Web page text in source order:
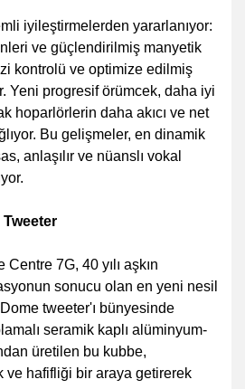
iyileştirmelerden yararlanıyor:
ve güçlendirilmiş manyetik
kontrolü ve optimize edilmiş
Yeni progresif örümcek, daha iyi
hoparlörlerin daha akıcı ve net
Bu gelişmeler, en dinamik
anlaşılır ve nüanslı vokal
Tweeter
7G, 40 yılı aşkın
sonucu olan en yeni nesil
tweeter'ı bünyesinde
seramik kaplı alüminyum-
üretilen bu kubbe,
ve hafifliği bir araya getirerek